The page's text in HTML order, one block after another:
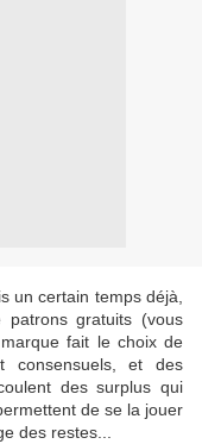
un certain temps déjà,
gratuits (vous
fait le choix de
consensuels, et des
des surplus qui
de se la jouer
des restes...